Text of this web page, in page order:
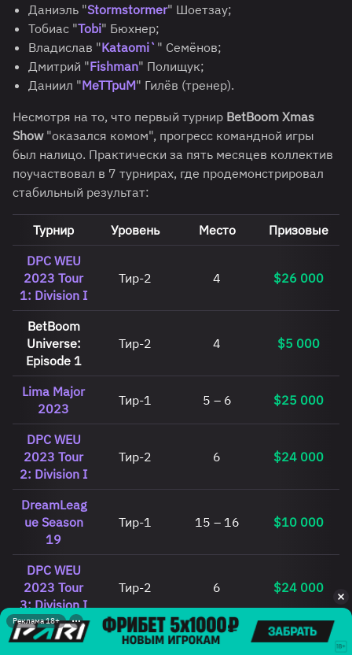
Даниэль "Stormstormer" Шоетзау;
Тобиас "Tobi" Бюхнер;
Владислав "Kataomi` " Семёнов;
Дмитрий "Fishman" Полищук;
Даниил "MeTTpuM" Гилёв (тренер).
Несмотря на то, что первый турнир BetBoom Xmas
Show"оказался комом", прогресс командной игры
был налицо. Практически за пять месяцев коллектив
поучаствовал в 7 турнирах, где продемонстрировал
стабильный результат:
Турнир Уровень Место
Призовые
DPC WEU
2023 Tour
1: Division I
Тир-2 4 $26 000
BetBoom
Universe:
Episode 1
Тир-2 4 $5 000
Lima Major
2023
Тир-1 5 – 6 $25 000
DPC WEU
2023 Tour
2: Division I
Тир-2 6 $24 000
DreamLeag
ue Season
19
Тир-1 15 – 16 $10 000
DPC WEU
2023 Tour
3: Division I
Тир-2 6 $24 000
DreamLeag
Реклама 18+